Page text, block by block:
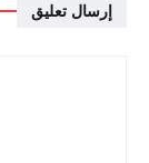
إرسال تعليق